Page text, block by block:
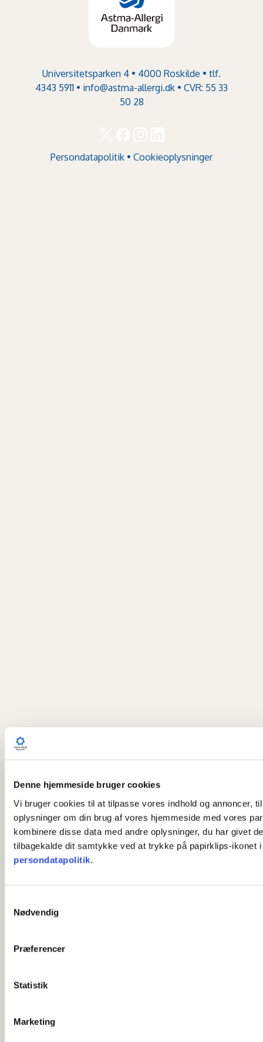
Denne hjemmeside bruger cookies
Vi bruger cookies til at tilpasse vores indhold og annoncer,
oplysninger om din brug af vores hjemmeside med vores
kombinere disse data med andre oplysninger, du har givet
tilbagekalde dit samtykke ved at trykke på papirklips-ikonet
persondatapolitik.
Nødvendig
Præferencer
Statistik
Marketing
Universitetsparken 4 • 4000 Roskilde • tlf.
4343 5911 • info@astma-allergi.dk • CVR: 55 33
50 28
Persondatapolitik • Cookieoplysninger